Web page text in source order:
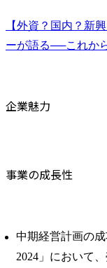
【外資？国内？新
ーが語る──これか
企業魅力
事業の成長性
中期経営計画の
2024」において